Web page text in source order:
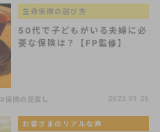
生命保険の選び方
50代で子どもがいる夫婦に必
要な保険は？【FP監修】
#保険の見直し 2023.09.26
お客さまのリアルな声